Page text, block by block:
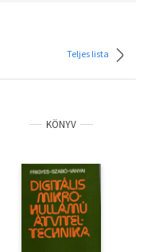
Teljes lista
KÖNYV